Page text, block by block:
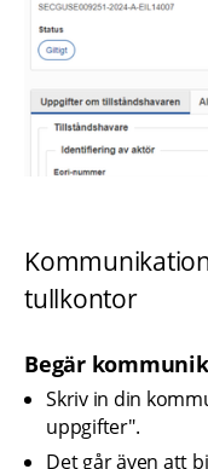
tullkontor
Begär
Skriv in din
uppgifter".
Det går även att